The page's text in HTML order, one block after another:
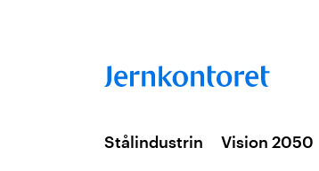
Stålindustrin Vision 2050